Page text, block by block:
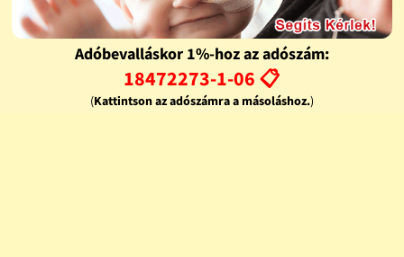
Adóbevalláskor 1%-hoz az adószám:
18472273-1-06 📋
(Kattintson az adószámra a másoláshoz.)